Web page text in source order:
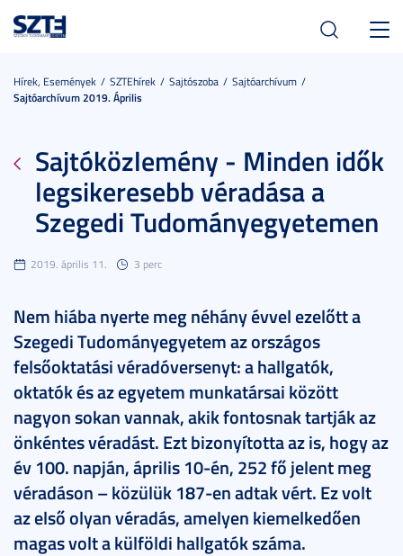
Hírek, Események SZTEhírek Sajtószoba
Sajtóarchívum
Sajtóarchívum 2019. Április
Sajtóközlemény - Minden idők
legsikeresebb véradása a
Szegedi Tudományegyetemen
2019. április 11. 3 perc
Nem hiába nyerte meg néhány évvel ezelőtt a
Szegedi Tudományegyetem az országos
felsőoktatási véradóversenyt: a hallgatók,
oktatók és az egyetem munkatársai között
nagyon sokan vannak, akik fontosnak tartják az
önkéntes véradást. Ezt bizonyította az is, hogy az
év 100. napján, április 10-én, 252 fő jelent meg
véradáson – közülük 187-en adtak vért. Ez volt
az első olyan véradás, amelyen kiemelkedően
magas volt a külföldi hallgatók száma.